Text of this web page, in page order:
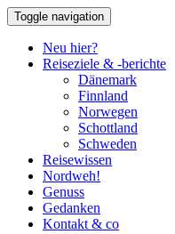
Toggle navigation
Neu hier?
Reiseziele & -berichte
Dänemark
Finnland
Norwegen
Schottland
Schweden
Reisewissen
Nordweh!
Genuss
Gedanken
Kontakt & co